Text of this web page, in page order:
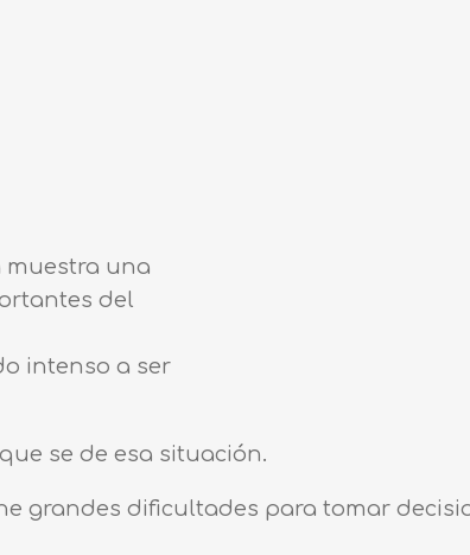
muestra una
del
intenso a ser
se de esa situación.
grandes dificultades para tomar